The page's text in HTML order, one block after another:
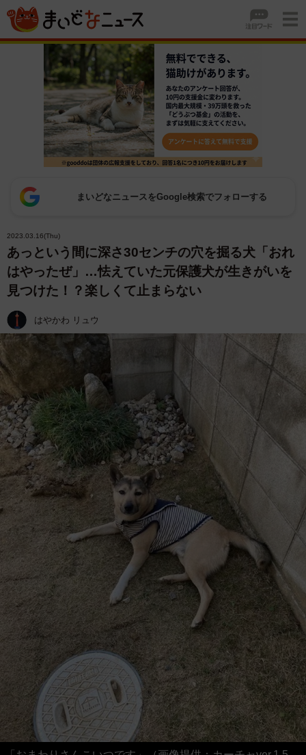
まいどなニュースをGoogle検索でフォローする
2023.03.16(Thu)
あっという間に深さ30センチの穴を掘る犬「おれ
はやったぜ」…怯えていた元保護犬が生きがいを
見つけた！？楽しくて止まらない
はやかわ リュウ